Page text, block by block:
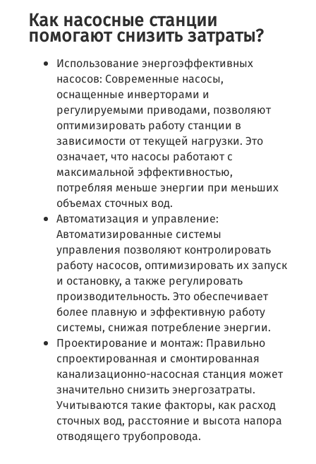
Как насосные станции
помогают снизить затраты?
Использование энергоэффективных
насосов: Современные насосы,
оснащенные инверторами и
регулируемыми приводами, позволяют
оптимизировать работу станции в
зависимости от текущей нагрузки. Это
означает, что насосы работают с
максимальной эффективностью,
потребляя меньше энергии при меньших
объемах сточных вод.
Автоматизация и управление:
Автоматизированные системы
управления позволяют контролировать
работу насосов, оптимизировать их запуск
и остановку, а также регулировать
производительность. Это обеспечивает
более плавную и эффективную работу
системы, снижая потребление энергии.
Проектирование и монтаж: Правильно
спроектированная и смонтированная
канализационно-насосная станция может
значительно снизить энергозатраты.
Учитываются такие факторы, как расход
сточных вод, расстояние и высота напора
отводящего трубопровода.